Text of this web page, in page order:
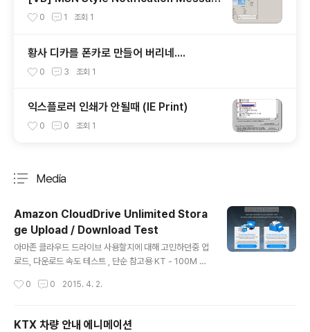
es 구현소스
0 1 조회 1
황사 디카를 폰카로 만들어 버리네....
0 3 조회 1
익스플로러 인쇄가 안될때 (IE Print)
0 0 조회 1
Media
Amazon CloudDrive Unlimited Stora
ge Upload / Download Test
아마존 클라우드 드라이브 사용할지에 대해 고민하던중 업
로드, 다운로드 속도 테스트 , 단순 참고용 KT - 100M htt
0 0 2015. 4. 2.
KTX 차량 안내 에니메이션